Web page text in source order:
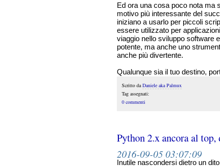
Ed ora una cosa poco nota ma
motivo più interessante del
iniziano a usarlo per piccoli
essere utilizzato per
viaggio nello sviluppo software
potente, ma anche uno
anche più divertente.
Qualunque sia il tuo destino,
Scritto da Daniele aka Palmux
Tag assegnati:
0 commenti
Python 2.x ancora al top,
2016-09-05 03:07:09
Inutile nascondersi dietro un